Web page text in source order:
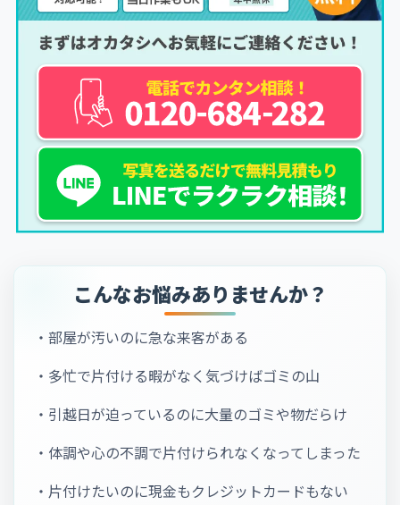
こんなお悩みありませんか？
・部屋が汚いのに急な来客がある
・多忙で片付ける暇がなく気づけばゴミの山
・引越日が迫っているのに大量のゴミや物だらけ
・体調や心の不調で片付けられなくなってしまった
・片付けたいのに現金もクレジットカードもない